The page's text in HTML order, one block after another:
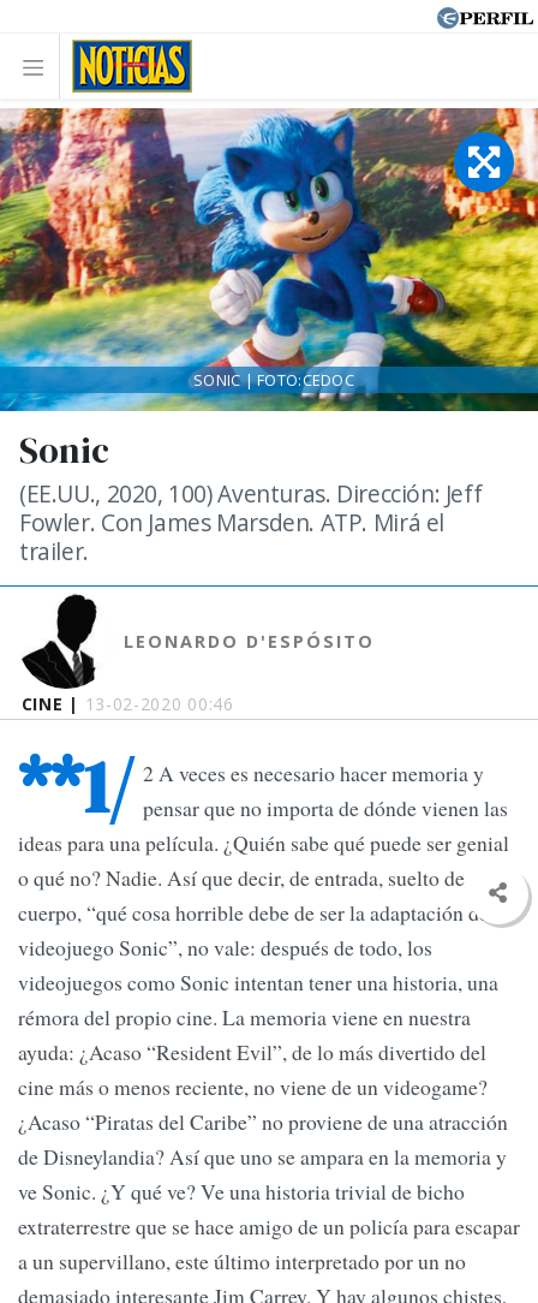
CINE | 13-02-2020 00:46
Sonic
(EE.UU., 2020, 100) Aventuras. Dirección: Jeff
Fowler. Con James Marsden. ATP. Mirá el
trailer.
LEONARDO D'ESPÓSITO
SONIC | FOTO:CEDOC
**1/ 2 A veces es necesario hacer memoria y
pensar que no importa de dónde vienen las
ideas para una película. ¿Quién sabe qué puede ser genial
o qué no? Nadie. Así que decir, de entrada, suelto de
cuerpo, “qué cosa horrible debe de ser la adaptación del
videojuego Sonic”, no vale: después de todo, los
videojuegos como Sonic intentan tener una historia, una
rémora del propio cine. La memoria viene en nuestra
ayuda: ¿Acaso “Resident Evil”, de lo más divertido del
cine más o menos reciente, no viene de un videogame?
¿Acaso “Piratas del Caribe” no proviene de una atracción
de Disneylandia? Así que uno se ampara en la memoria y
ve Sonic. ¿Y qué ve? Ve una historia trivial de bicho
extraterrestre que se hace amigo de un policía para escapar
a un supervillano, este último interpretado por un no
demasiado interesante Jim Carrey. Y hay algunos chistes,